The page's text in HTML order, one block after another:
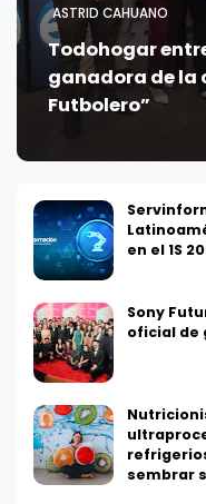
ASTRID CAHUANO
Todohogar
ganadora de la
Futbolero”
en el 1S
Sony
oficial de
sembrar